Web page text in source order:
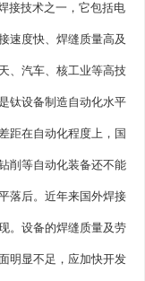
接技术之一，它包括电
速度快、焊缝质量高及
、汽车、核工业等高技
钛设备制造自动化水平
距在自动化程度上，国
削等自动化装备还不能
落后。近年来国外焊接
。设备的焊缝质量及劳
明显不足，应加快开发